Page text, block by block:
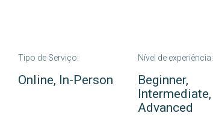
Tipo de Serviço:
Online, In-Person
Nível de experiência:
Beginner,
Intermediate,
Advanced